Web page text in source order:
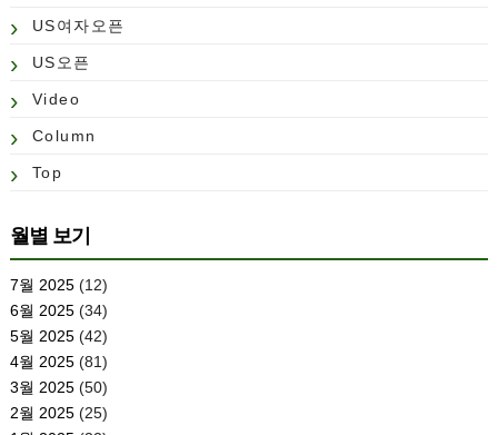
US여자오픈
US오픈
Video
Column
Top
월별 보기
7월 2025(12)
6월 2025(34)
5월 2025(42)
4월 2025(81)
3월 2025(50)
2월 2025(25)